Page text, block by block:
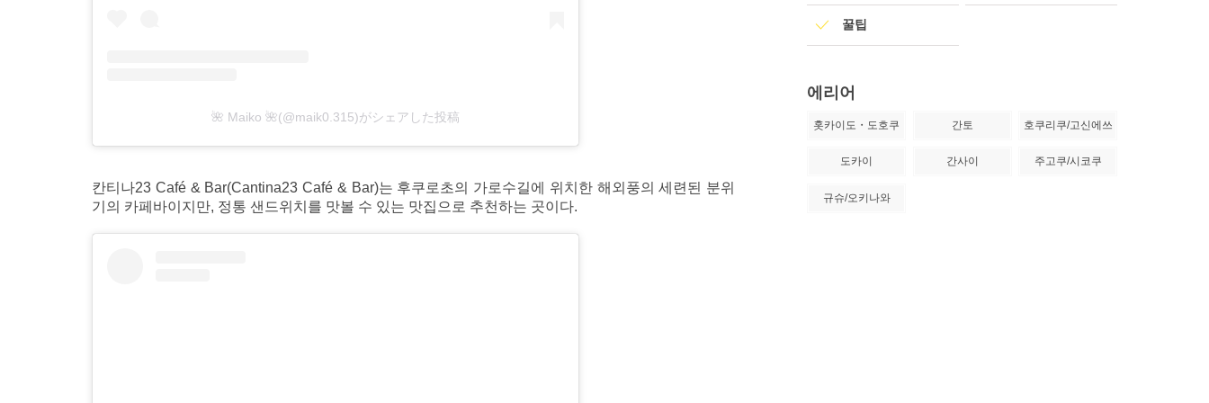
🌺 Maiko 🌺(@maik0.315)がシェアした投稿
칸티나23 Café & Bar(Cantina23 Café & Bar)는 후쿠로초의 가로수길에 위치한 해외풍의 세련된 분위
기의 카페바이지만, 정통 샌드위치를 맛볼 수 있는 맛집으로 추천하는 곳이다.
꿀팁
에리어
홋카이도・도호쿠 간토 호쿠리쿠/고신에쓰
도카이 간사이 주고쿠/시코쿠
규슈/오키나와